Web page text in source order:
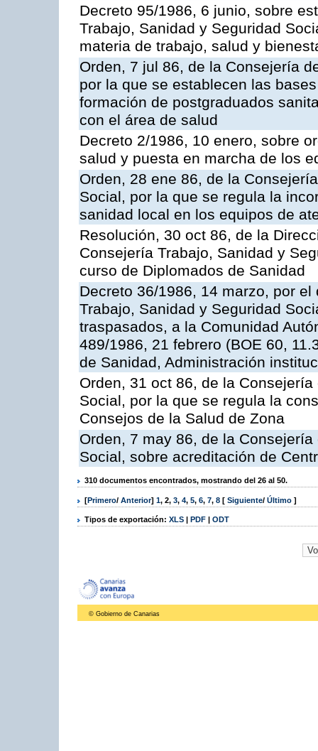
Decreto 95/1986, 6 junio, sobre
Trabajo, Sanidad y Seguridad
materia de trabajo, salud y
Orden, 7 jul 86, de la Consejería
por la que se establecen las
formación de postgraduados
con el área de salud
Decreto 2/1986, 10 enero, sobre
salud y puesta en marcha de los
Orden, 28 ene 86, de la
Social, por la que se regula la
sanidad local en los equipos de
Resolución, 30 oct 86, de la
Consejería Trabajo, Sanidad y
curso de Diplomados de Sanidad
Decreto 36/1986, 14 marzo, por
Trabajo, Sanidad y Seguridad
traspasados, a la Comunidad
489/1986, 21 febrero (BOE 60,
de Sanidad, Administración
Orden, 31 oct 86, de la
Social, por la que se regula la
Consejos de la Salud de Zona
Orden, 7 may 86, de la
Social, sobre acreditación de
310 documentos encontrados, mostrando del 26 al 50.
[Primero/ Anterior] 1, 2, 3, 4, 5, 6, 7, 8 [ Siguiente/ Último ]
Tipos de exportación: XLS | PDF | ODT
© Gobierno de Canarias